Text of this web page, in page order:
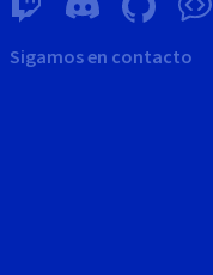
Sigamos en contacto